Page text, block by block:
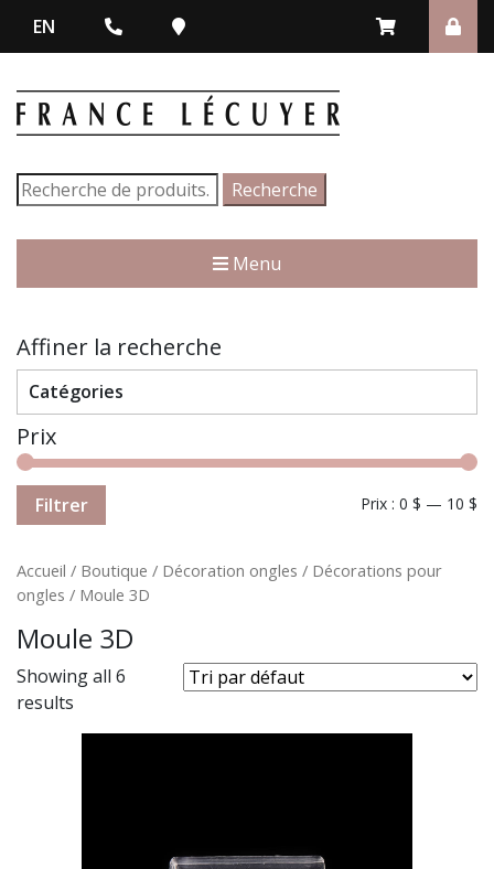
EN
Recherche
pour :
Recherche
Menu
Affiner la recherche
Catégories
Prix
Filtrer Prix : 0 $ — 10 $
Accueil / Boutique / Décoration ongles / Décorations pour
ongles / Moule 3D
Moule 3D
Showing all 6
results